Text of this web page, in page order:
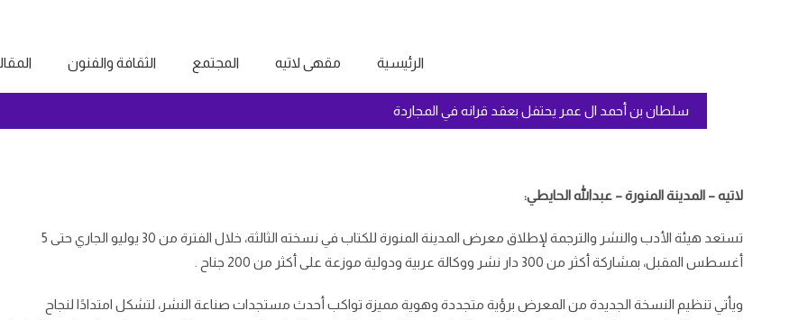
الرئيسية مقهى لاتيه المجتمع الثقافة والفنون
سلطان بن أحمد ال عمر يحتفل بعقد قرانه في المجاردة
لاتيه – المدينة المنورة – عبدالله الحايطي:
تستعد هيئة الأدب والنشر والترجمة لإطلاق معرض المدينة المنورة للكتاب في نسخته الثالثة، خلال الفترة من 30 يوليو الجاري حتى 5
أغسطس المقبل، بمشاركة أكثر من 300 دار نشر ووكالة عربية ودولية موزعة على أكثر من 200 جناح .
ويأتي تنظيم النسخة الجديدة من المعرض برؤية متجددة وهوية مميزة تواكب أحدث مستجدات صناعة النشر، لتشكل امتدادًا لنجاح